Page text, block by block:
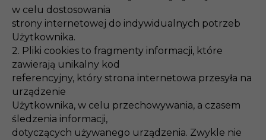
w celu dostosowania
strony internetowej do indywidualnych potrzeb
Użytkownika.
2. Pliki cookies to fragmenty informacji, które
zawierają unikalny kod
referencyjny, który strona internetowa przesyła na
urządzenie
Użytkownika, w celu przechowywania, a czasem
śledzenia informacji,
dotyczących używanego urządzenia. Zwykle nie